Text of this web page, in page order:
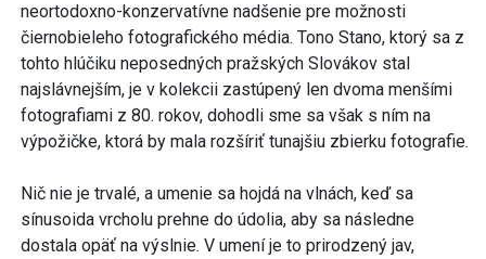
neortodoxno-konzervatívne nadšenie pre možnosti
čiernobieleho fotografického média. Tono Stano, ktorý sa z
tohto hlúčiku neposedných pražských Slovákov stal
najslávnejším, je v kolekcii zastúpený len dvoma menšími
fotografiami z 80. rokov, dohodli sme sa však s ním na
výpožičke, ktorá by mala rozšíriť tunajšiu zbierku fotografie.
Nič nie je trvalé, a umenie sa hojdá na vlnách, keď sa
sínusoida vrcholu prehne do údolia, aby sa následne
dostala opäť na výslnie. V umení je to prirodzený jav,